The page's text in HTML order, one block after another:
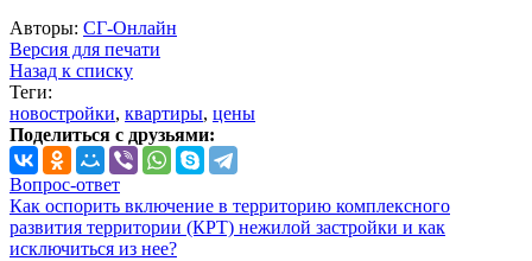
Авторы: СГ-Онлайн
Версия для печати
Назад к списку
Теги:
новостройки, квартиры, цены
Поделиться с друзьями:
Вопрос-ответ
Как оспорить включение в территорию комплексного
развития территории (КРТ) нежилой застройки и как
исключиться из нее?